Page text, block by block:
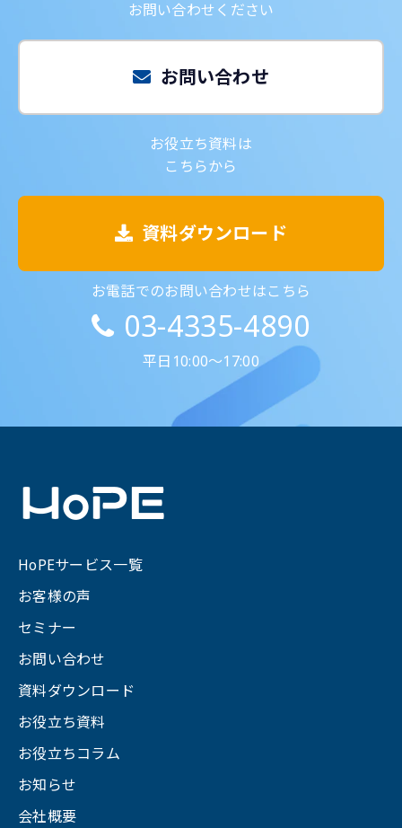
お問い合わせください
お問い合わせ
お役立ち資料は
こちらから
資料ダウンロード
お電話でのお問い合わせはこちら
03-4335-4890
平日10:00～17:00
HoPEサービス一覧
お客様の声
セミナー
お問い合わせ
資料ダウンロード
お役立ち資料
お役立ちコラム
お知らせ
会社概要